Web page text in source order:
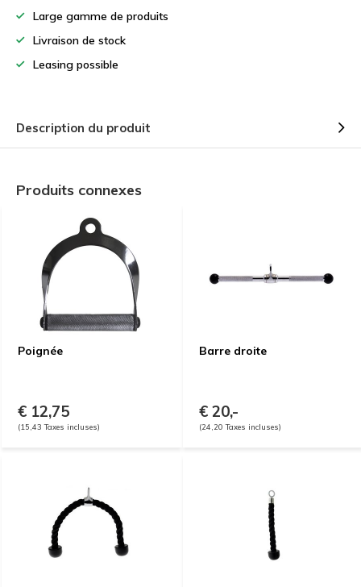
Large gamme de produits
Livraison de stock
Leasing possible
Description du produit
Produits connexes
Poignée
€ 12,75
(15,43 Taxes incluses)
Barre droite
€ 20,-
(24,20 Taxes incluses)